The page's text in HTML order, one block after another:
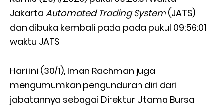
Jakarta Automated Trading System (JATS)
dan dibuka kembali pada pada pukul 09:56:01
waktu JATS
Hari ini (30/1), Iman Rachman juga
mengumumkan pengunduran diri dari
jabatannya sebagai Direktur Utama Bursa